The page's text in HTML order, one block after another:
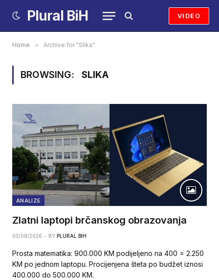
Plural BiH VIDEO
Home » Archive for "Slika"
BROWSING: SLIKA
ANALIZE
Zlatni laptopi brčanskog obrazovanja
03/08/2026 BY PLURAL BIH
Prosta matematika: 900.000 KM podijeljeno na 400 = 2.250
KM po jednom laptopu. Procijenjena šteta po budžet iznosi
400.000 do 500.000 KM.